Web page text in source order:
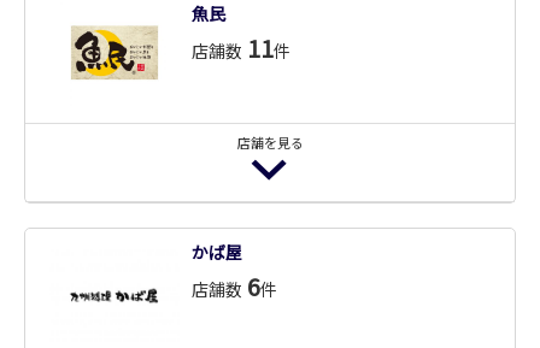
会員優待のご利用方法
魚民
店舗数 11件
店舗を見る
魚民 赤坂見附駅前店
飲食代10％割引
アプリクーポン
かば屋
店舗数 6件